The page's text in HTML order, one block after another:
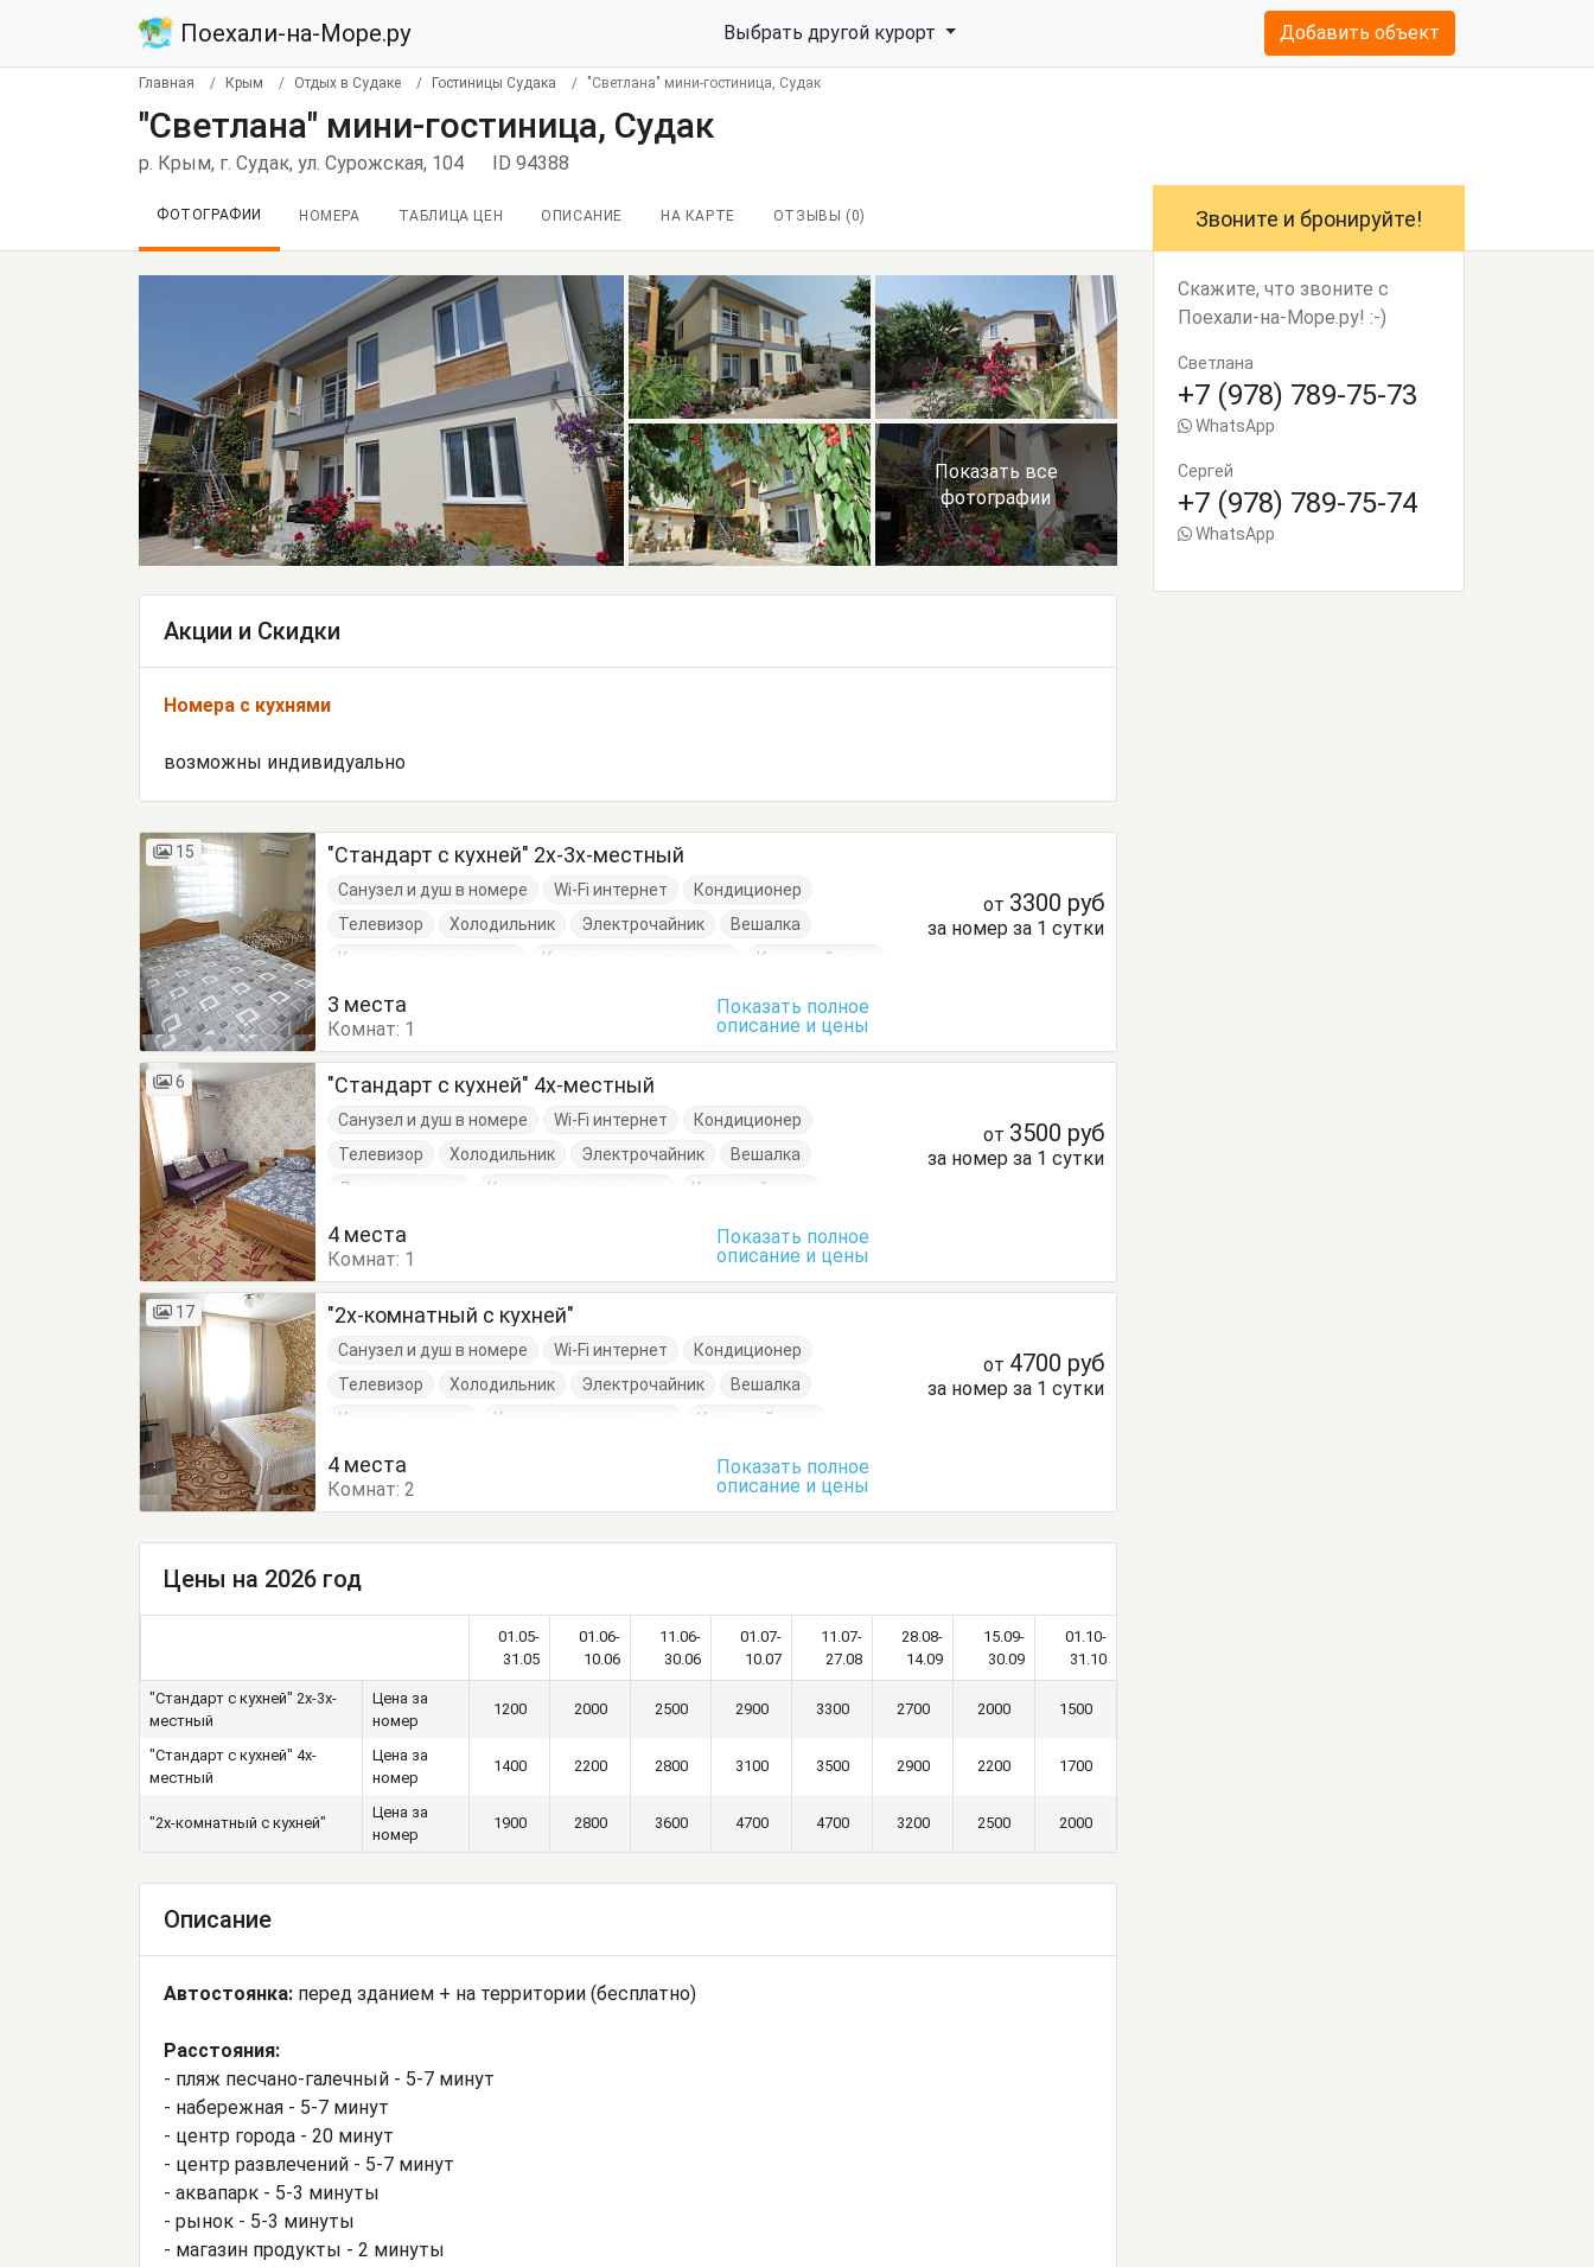
Поехали-на-Море.ру Выбрать другой курорт Добавить объект
Главная Крым Отдых в Судаке Гостиницы Судака "Светлана" мини-гостиница, Судак
"Светлана" мини-гостиница, Судак
р. Крым, г. Судак, ул. Сурожская, 104 ID 94388
ФОТОГРАФИИ НОМЕРА ТАБЛИЦА ЦЕН ОПИСАНИЕ НА КАРТЕ ОТЗЫВЫ ( 0)
Показать все
фотографии
Акции и Скидки
Номера с кухнями
возможны индивидуально
15 "Стандарт с кухней" 2х-3х-местный
Санузел и душ в номере Wi-Fi интернет
Кондиционер
Телевизор
Холодильник Электрочайник
Вешалка
Кровати двуспальные
Кровати односпальные
Кухонный стол
от 3300 руб
за номер за 1 сутки
3 места
Комнат: 1
Показать полное
описание и цены
6 "Стандарт с кухней" 4х-местный
Санузел и душ в номере Wi-Fi интернет
Кондиционер
Телевизор
Холодильник Электрочайник
Вешалка
Диван-кровать
Кровати двуспальные
Кухонный стол
от 3500 руб
за номер за 1 сутки
4 места
Комнат: 1
Показать полное
описание и цены
17 "2х-комнатный с кухней"
Санузел и душ в номере Wi-Fi интернет
Кондиционер
Телевизор
Холодильник Электрочайник
Вешалка
Кресло-кровать
Кровати двуспальные
Кухонный стол
от 4700 руб
за номер за 1 сутки
4 места
Комнат:2
Показать полное
описание и цены
Цены на 2026 год
01.05-
31.05
01.06-
10.06
11.06-
30.06
01.07-
10.07
11.07-
27.08
28.08-
14.09
15.09-
30.09
01.10-
31.10
"Стандарт с кухней" 2х-3х-
местный
Цена за
номер
1200 2000 2500 2900 3300 2700 2000 1500
"Стандарт с кухней" 4х-
местный
Цена за
номер
1400 2200 2800 3100 3500 2900 2200 1700
"2х-комнатный с кухней"
Цена за
номер
1900 2800 3600 4700 4700 3200 2500 2000
Описание
Автостоянка: перед зданием + на территории (бесплатно)
Расстояния:
- пляж песчано-галечный - 5-7 минут
- набережная - 5-7 минут
- центр города - 20 минут
- центр развлечений - 5-7 минут
- аквапарк - 5-3 минуты
- рынок - 5-3 минуты
- магазин продукты - 2 минуты
Звоните и бронируйте!
Скажите, что звоните с
Поехали-на-Море.ру! :-)
Светлана
+7 (978) 789-75-73
WhatsApp
Сергей
+7 (978) 789-75-74
WhatsApp